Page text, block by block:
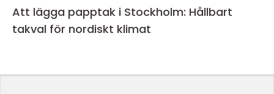
Att lägga papptak i Stockholm: Hållbart
takval för nordiskt klimat